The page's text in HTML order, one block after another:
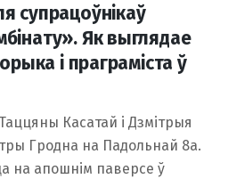
супрацоўнікаў
Як выглядае
і праграміста ў
Касатай і Дзмітрыя
Гродна на Падольнай 8а.
на апошнім паверсе ў